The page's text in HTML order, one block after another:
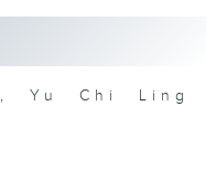
Yu Chi Ling